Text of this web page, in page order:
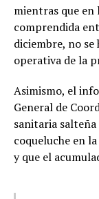
mientras que en
comprendida
diciembre, no
operativa de la
Asimismo, el
General de
sanitaria
coqueluche en
y que el